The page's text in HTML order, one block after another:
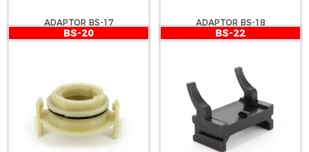
ADAPTOR BS-17 ADAPTOR BS-18
BS-20 BS-22